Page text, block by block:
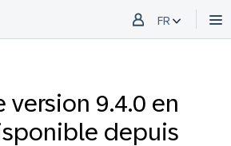
FR
version 9.4.0 en
depuis